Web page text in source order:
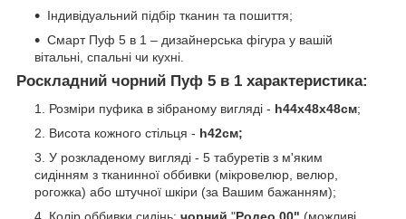
Індивідуальний підбір тканин та пошиття;
Смарт Пуф 5 в 1 – дизайнерська фігура у вашій
вітальні, спальні чи кухні.
Роскладний чорний Пуф 5 в 1 характеристика:
Розміри пуфика в зібраному вигляді - h44х48х48см;
Висота кожного стільця - h42см;
У розкладеному вигляді - 5 табуретів з м'яким
сидінням з тканинної оббивки (мікровелюр, велюр,
рогожка) або штучної шкіри (за Вашим бажанням);